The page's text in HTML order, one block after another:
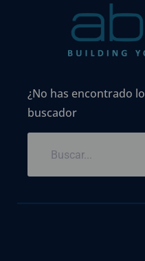
¿No has encontrado
buscador